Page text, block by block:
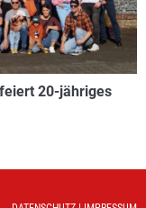
20-jähriges